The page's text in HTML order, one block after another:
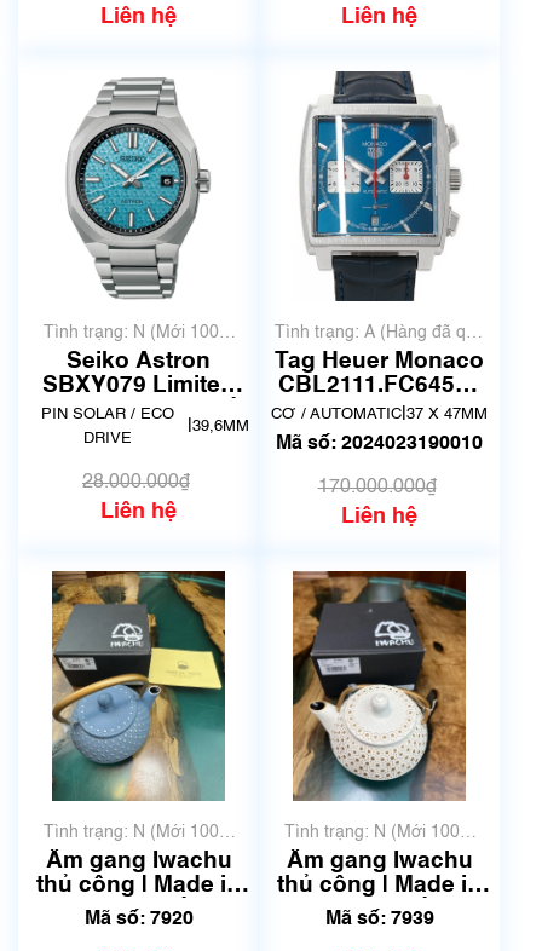
Liên hệ Liên hệ
Tình trạng: N (Mới 100%
chưa qua sử dụng)
Seiko Astron
SBXY079 Limited
600 | Hàng đang về
PIN SOLAR / ECO
DRIVE
39,6MM
28.000.000₫
Liên hệ
Tình trạng: A (Hàng đã qua
sử dụng nhưng rất đẹp,
không có xước)
Tag Heuer Monaco
CBL2111.FC6453 |
Đã qua sử dụng
lướt
CƠ / AUTOMATIC 37 X 47MM
Mã số: 2024023190010
170.000.000₫
Liên hệ
Tình trạng: N (Mới 100%
chưa qua sử dụng)
Ấm gang Iwachu
thủ công | Made in
Japan | Mã số 7920
Mã số: 7920
Tình trạng: N (Mới 100%
chưa qua sử dụng)
Ấm gang Iwachu
thủ công | Made in
Japan | Mã số 7939
Mã số: 7939